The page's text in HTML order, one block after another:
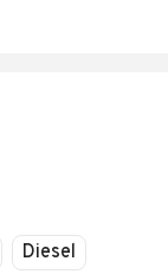
Diesel